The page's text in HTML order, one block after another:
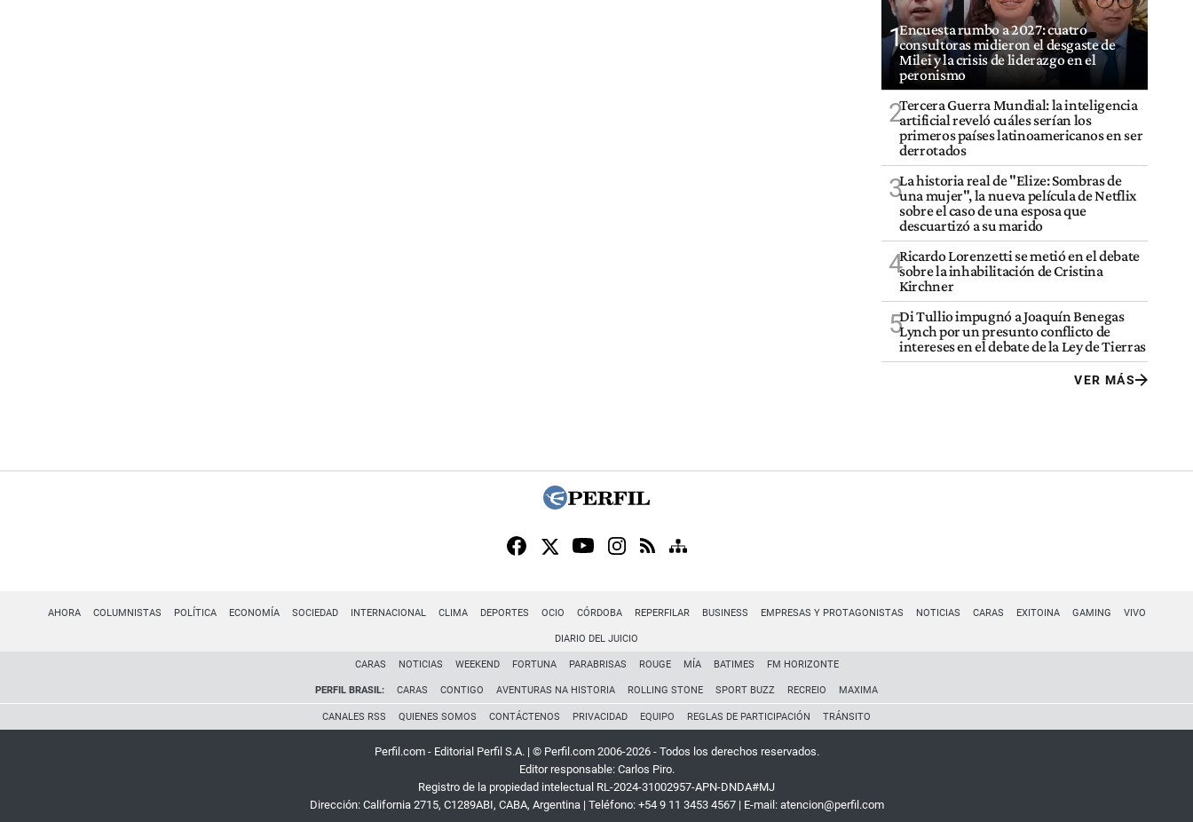
1Encuesta rumbo a 2027: cuatro
consultoras midieron el desgaste de
Milei y la crisis de liderazgo en el
peronismo
2Tercera Guerra Mundial: la inteligencia
artificial reveló cuáles serían los
primeros países latinoamericanos en ser
derrotados
3La historia real de "Elize: Sombras de
una mujer", la nueva película de Netflix
sobre el caso de una esposa que
descuartizó a su marido
4Ricardo Lorenzetti se metió en el debate
sobre la inhabilitación de Cristina
Kirchner
5Di Tullio impugnó a Joaquín Benegas
Lynch por un presunto conflicto de
intereses en el debate de la Ley de Tierras
VER MÁS
AHORA COLUMNISTAS POLÍTICA ECONOMÍA SOCIEDAD INTERNACIONAL CLIMA DEPORTES OCIO CÓRDOBA REPERFILAR BUSINESS EMPRESAS Y PROTAGONISTAS NOTICIAS CARAS EXITOINA GAMING VIVO
DIARIO DEL JUICIO
CARAS NOTICIAS WEEKEND FORTUNA PARABRISAS ROUGE MÍA BATIMES FM HORIZONTE
PERFIL BRASIL: CARAS CONTIGO AVENTURAS NA HISTORIA ROLLING STONE SPORT BUZZ RECREIO MAXIMA
CANALES RSS QUIENES SOMOS CONTÁCTENOS PRIVACIDAD EQUIPO REGLAS DE PARTICIPACIÓN TRÁNSITO
Perfil.com - Editorial Perfil S.A. | © Perfil.com 2006-2026 - Todos los derechos reservados.
Editor responsable: Carlos Piro.
Registro de la propiedad intelectual RL-2024-31002957-APN-DNDA#MJ
Dirección: California 2715, C1289ABI, CABA, Argentina| Teléfono: +54 9 11 3453 4567| E-mail: atencion@perfil.com